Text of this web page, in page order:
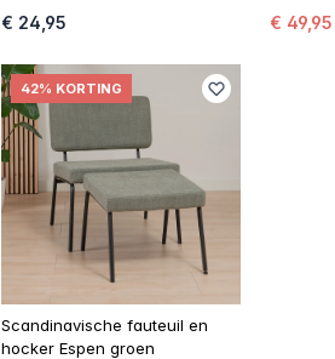
€ 24,95 € 49,95
42% KORTING
Scandinavische fauteuil en
hocker Espen groen